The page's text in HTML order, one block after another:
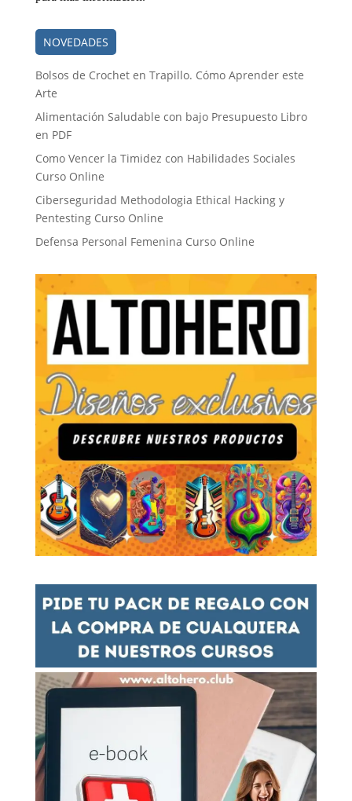
NOVEDADES
Bolsos de Crochet en Trapillo. Cómo Aprender este
Arte
Alimentación Saludable con bajo Presupuesto Libro
en PDF
Como Vencer la Timidez con Habilidades Sociales
Curso Online
Ciberseguridad Methodologia Ethical Hacking y
Pentesting Curso Online
Defensa Personal Femenina Curso Online